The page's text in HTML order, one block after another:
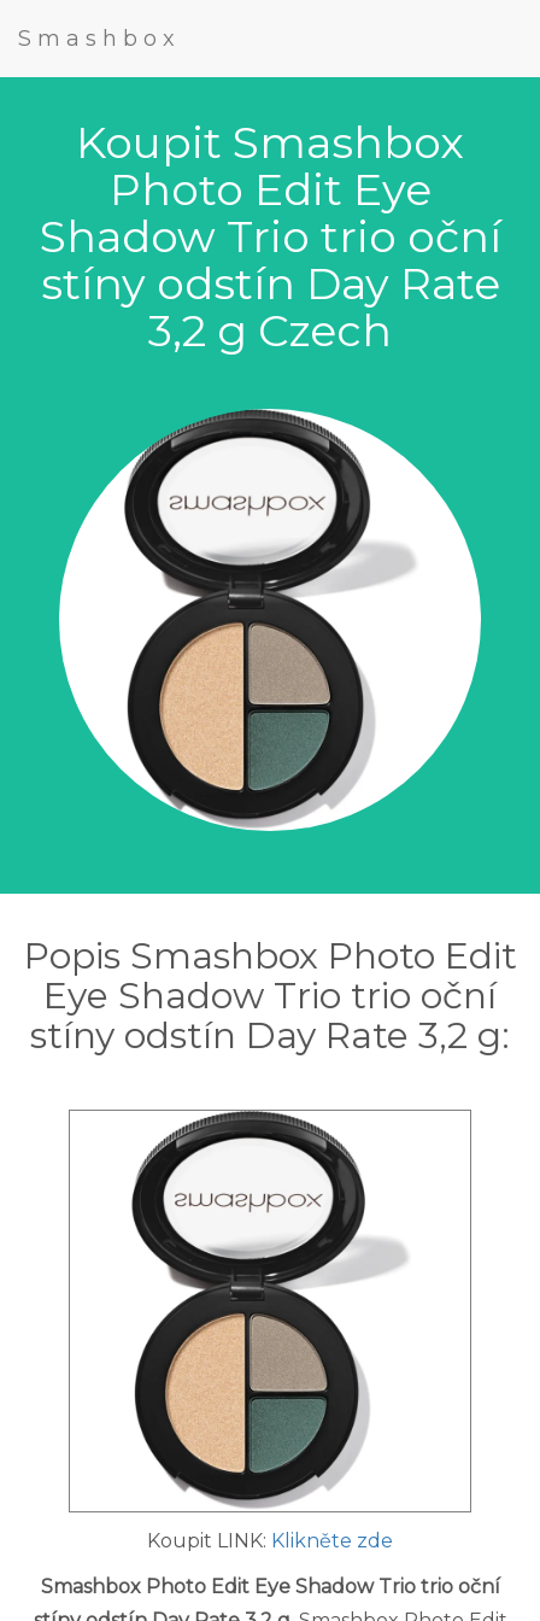
Smashbox
Koupit Smashbox
Photo Edit Eye
Shadow Trio trio oční
stíny odstín Day Rate
3,2 g Czech
Popis Smashbox Photo Edit
Eye Shadow Trio trio oční
stíny odstín Day Rate 3,2 g:
Koupit LINK: Klikněte zde
Smashbox Photo Edit Eye Shadow Trio trio oční